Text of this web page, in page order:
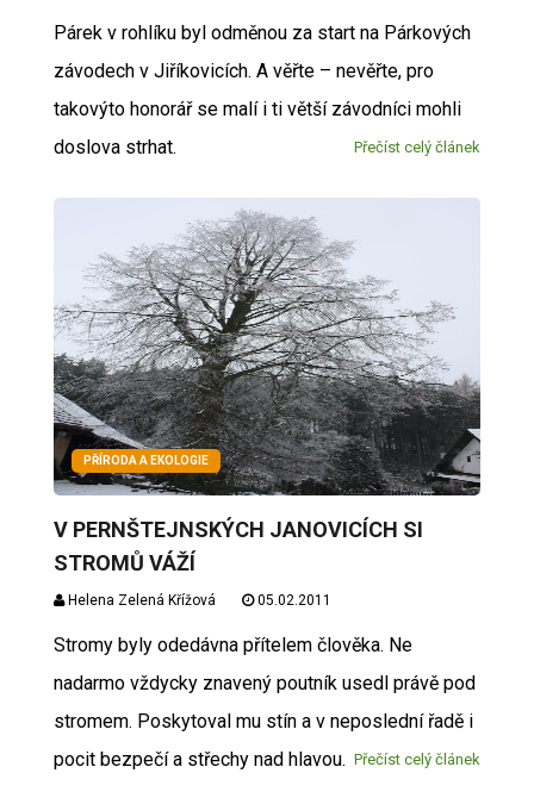
Párek v rohlíku byl odměnou za start na Párkových
závodech v Jiříkovicích. A věřte – nevěřte, pro
takovýto honorář se malí i ti větší závodníci mohli
doslova strhat.
Přečíst celý článek
PŘÍRODA A EKOLOGIE
V PERNŠTEJNSKÝCH JANOVICÍCH SI
STROMŮ VÁŽÍ
Helena Zelená Křížová 05.02.2011
Stromy byly odedávna přítelem člověka. Ne
nadarmo vždycky znavený poutník usedl právě pod
stromem. Poskytoval mu stín a v neposlední řadě i
pocit bezpečí a střechy nad hlavou. Přečíst celý článek